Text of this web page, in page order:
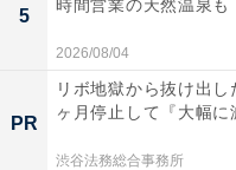
・485円（四方八方から
・1万円（円満になりま
次ページ
縁
5
時間営業の天然温泉も
2026/08/04
PR
リボ地獄から抜け出
ヶ月停止して『大幅に
渋谷法務総合事務所